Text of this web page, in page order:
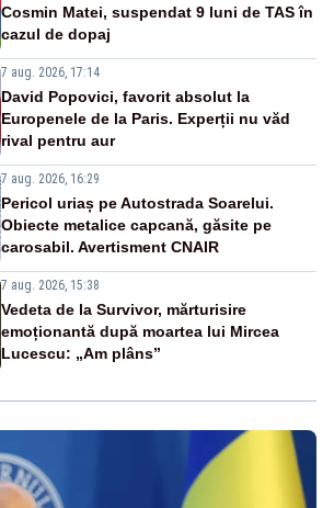
Cosmin Matei, suspendat 9 luni de TAS în
cazul de dopaj
7 aug. 2026, 17:14
David Popovici, favorit absolut la
Europenele de la Paris. Experții nu văd
rival pentru aur
7 aug. 2026, 16:29
Pericol uriaș pe Autostrada Soarelui.
Obiecte metalice capcană, găsite pe
carosabil. Avertisment CNAIR
7 aug. 2026, 15:38
Vedeta de la Survivor, mărturisire
emoționantă după moartea lui Mircea
Lucescu: „Am plâns”